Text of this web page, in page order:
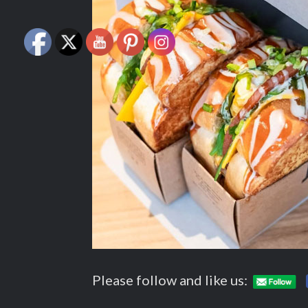
Please follow and like us: